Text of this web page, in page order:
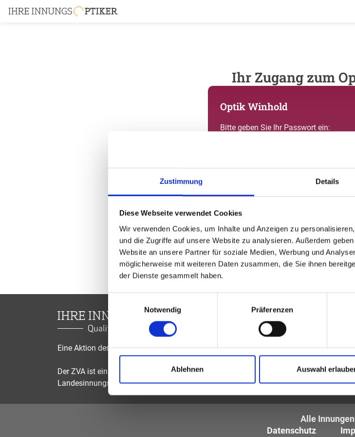
Zustimmung Details
Diese Webseite verwendet Cookies
Wir verwenden Cookies, um Inhalte und Anzeigen zu
und die Zugriffe auf unsere Website zu analysieren. Außerdem
Website an unsere Partner für soziale Medien, Werbung und
möglicherweise mit weiteren Daten zusammen, die Sie ihnen
der Dienste gesammelt haben.
Notwendig
Präferenzen
Ablehnen Auswahl
Ihr Zugang zum
Optik Winhold
Bitte geben Sie Ihr Passwort ein:
Sie sind nicht Optik Winhold? Zur
Eine Aktion des Zentralverbandes der Augenoptiker und Optometristen (ZVA)
Der ZVA ist ein Bundesinnungsverband, seine Mitglieder sind die
Landesinnungsverbände und Landesinnungen des Augenoptikerhandwerks.
Alle Innungen
Datenschutz